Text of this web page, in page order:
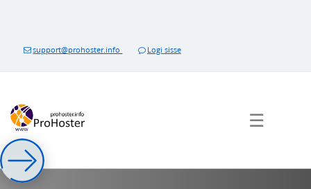
support@prohoster.info Logi sisse
☰